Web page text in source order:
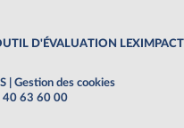
D'ÉVALUATION LEXIMPACT
Gestion des cookies
40 63 60 00